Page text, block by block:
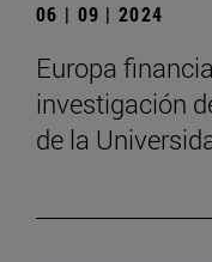
06 | 09 | 2024
Europa
investigación
de la